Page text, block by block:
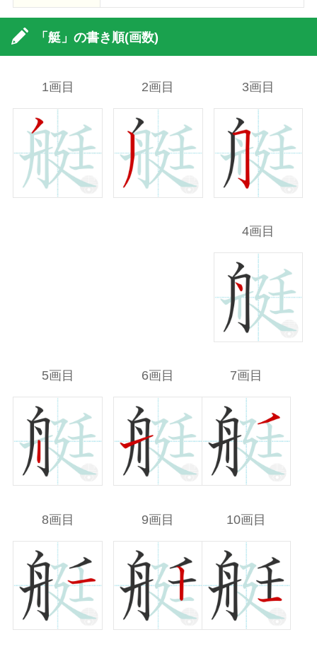
「艇」の書き順(画数)
1画目 2画目 3画目
4画目
5画目 6画目 7画目
8画目 9画目 10画目